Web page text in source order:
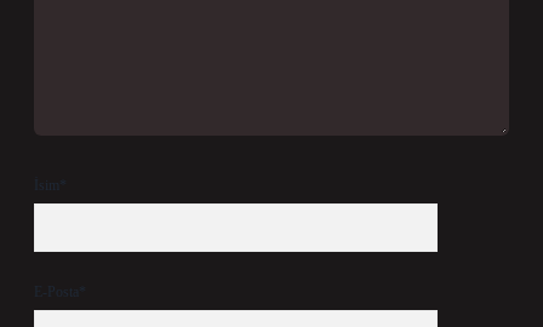
İsim*
E-Posta*